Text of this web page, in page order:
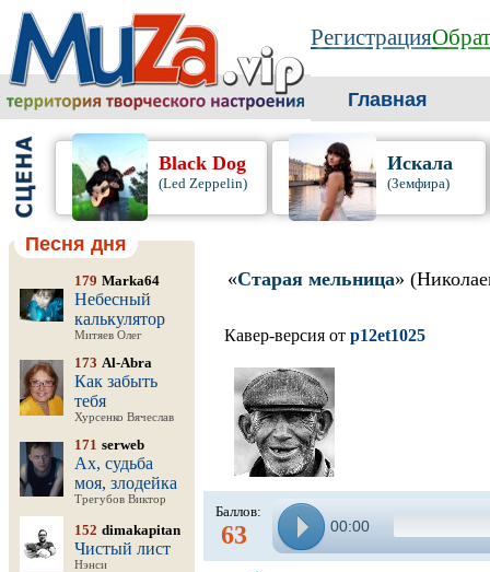
Регистрация
Главная
Black Dog
(Led Zeppelin)
Искала
(Земфира)
Песня дня
179 Marka64
Небесный
калькулятор
Митяев Олег
173 Al-Abra
Как забыть
тебя
Хурсенко Вячеслав
171 serweb
Ах, судьба
моя, злодейка
Трегубов Виктор
152 dimakapitan
Чистый лист
Нэнси
«Старая мельница»
Кавер-версия от p12et1025
Баллов:
63 00:00